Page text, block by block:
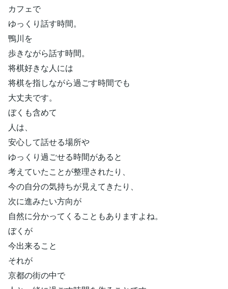
カフェで
ゆっくり話す時間。
鴨川を
歩きながら話す時間。
将棋好きな人には
将棋を指しながら過ごす時間でも
大丈夫です。
ぼくも含めて
人は、
安心して話せる場所や
ゆっくり過ごせる時間があると
考えていたことが整理されたり、
今の自分の気持ちが見えてきたり、
次に進みたい方向が
自然に分かってくることもありますよね。
ぼくが
今出来ること
それが
京都の街の中で